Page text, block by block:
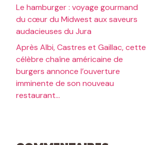
Le hamburger : voyage gourmand
du cœur du Midwest aux saveurs
audacieuses du Jura
Après Albi, Castres et Gaillac, cette
célèbre chaîne américaine de
burgers annonce l’ouverture
imminente de son nouveau
restaurant…